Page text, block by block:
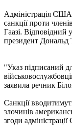
Адміністрація США
санкції проти
Гаазі. Відповідний
президент Дональд
"Указ підписаний
заявила речник
Санкції
злочинів
згоди